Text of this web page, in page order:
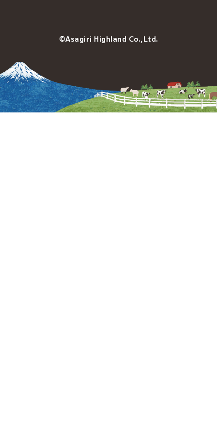
©Asagiri Highland Co.,Ltd.